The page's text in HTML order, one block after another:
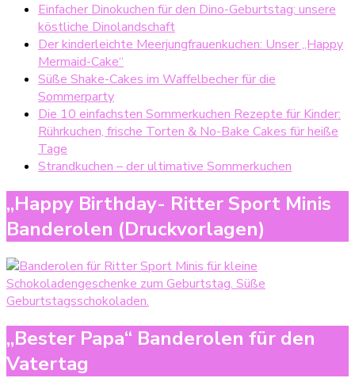
Einfacher Dinokuchen für den Dino-Geburtstag: unsere
köstliche Dinolandschaft
Der kinderleichte Meerjungfrauenkuchen: Unser „Happy
Mermaid-Cake“
Süße Shake-Cakes im Waffelbecher für die
Sommerparty
Die 10 einfachsten Sommerkuchen Rezepte für Kinder:
Rührkuchen, frische Torten & No-Bake Cakes für heiße
Tage
Strandkuchen – der ultimative Sommerkuchen
„Happy Birthday- Ritter Sport Minis
Banderolen (Druckvorlagen)
„Bester Papa“ Banderolen für den
Vatertag